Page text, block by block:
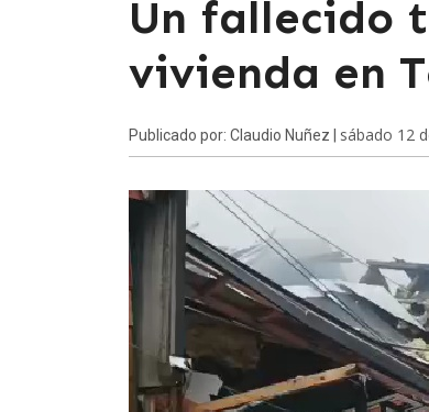
Un fallecido
vivienda en
Publicado por: Claudio Nuñez | sábado 12